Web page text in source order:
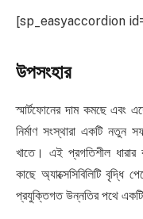
[sp_easyaccordion
উপসংহার
স্মার্টফোনের দাম কমছে এবং
নির্মাণ সংস্থারা একটি নতুন
খাতে। এই প্রগতিশীল ধারার
কাছে অ্যাক্সেসিবিলিটি
প্রযুক্তিগত উন্নতির পথে